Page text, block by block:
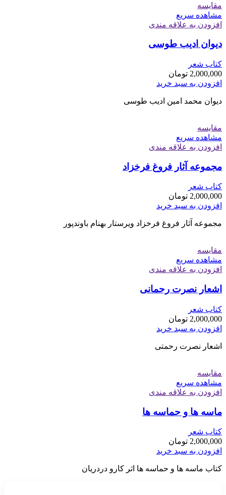
مقایسه
مشاهده سریع
افزودن به علاقه مندی
دیوان ادیب طوسی
کتاب شعر
2,000,000 تومان
افزودن به سبد خرید
دیوان محمد امین ادیب طوسی
مقایسه
مشاهده سریع
افزودن به علاقه مندی
مجموعه آثار فروغ فرخزاد
کتاب شعر
2,000,000 تومان
افزودن به سبد خرید
مجموعه آثار فروغ فرخزاد ویرستار بهنام باوندپور
مقایسه
مشاهده سریع
افزودن به علاقه مندی
اشعار نصرت رحمانی
کتاب شعر
2,000,000 تومان
افزودن به سبد خرید
اشعار نصرت رحمتی
مقایسه
مشاهده سریع
افزودن به علاقه مندی
ماسه ها و حماسه ها
کتاب شعر
2,000,000 تومان
افزودن به سبد خرید
کتاب ماسه ها و حماسه ها اثر کارو دردریان